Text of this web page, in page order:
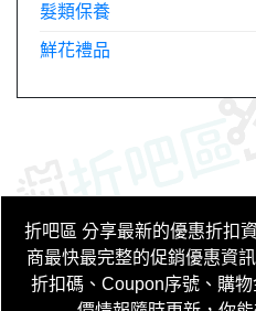
髮類保養
鮮花禮品
折吧區 分享最新的優惠折扣
商最快最完整的促銷優惠資
折扣碼、Coupon序號、購